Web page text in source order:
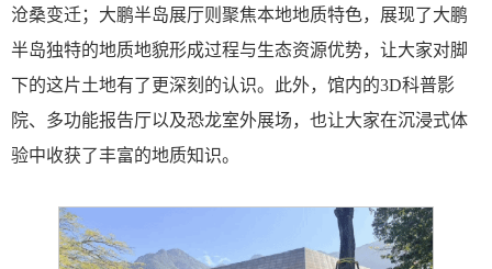
沧桑变迁；大鹏半岛展厅则聚焦本地地质特色，展现了大鹏
半岛独特的地质地貌形成过程与生态资源优势，让大家对脚
下的这片土地有了更深刻的认识。此外，馆内的3D科普影
院、多功能报告厅以及恐龙室外展场，也让大家在沉浸式体
验中收获了丰富的地质知识。